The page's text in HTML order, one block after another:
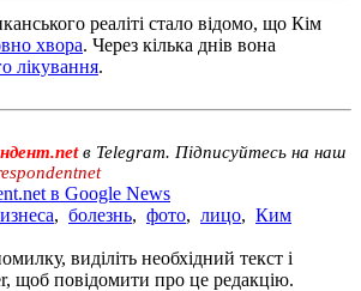
реаліті стало відомо, що Кім
хвора. Через кілька днів вона
лікування.
в Telegram. Підписуйтесь на наш
в Google News
, болезнь, фото, лицо, Ким
виділіть необхідний текст і
щоб повідомити про це редакцію.